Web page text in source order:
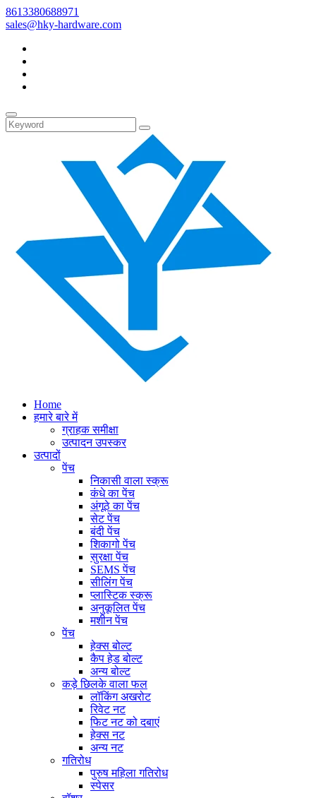
8613380688971
sales@hky-hardware.com
Home
हमारे बारे में
ग्राहक समीक्षा
उत्पादन उपस्कर
उत्पादों
पेंच
निकासी वाला स्क्रू
कंधे का पेंच
अंगूठे का पेंच
सेट पेंच
बंदी पेंच
शिकागो पेंच
सुरक्षा पेंच
SEMS पेंच
सीलिंग पेंच
प्लास्टिक स्क्रू
अनुकूलित पेंच
मशीन पेंच
पेंच
हेक्स बोल्ट
कैप हेड बोल्ट
अन्य बोल्ट
कड़े छिलके वाला फल
लॉकिंग अखरोट
रिवेट नट
फिट नट को दबाएं
हेक्स नट
अन्य नट
गतिरोध
पुरुष महिला गतिरोध
स्पेसर